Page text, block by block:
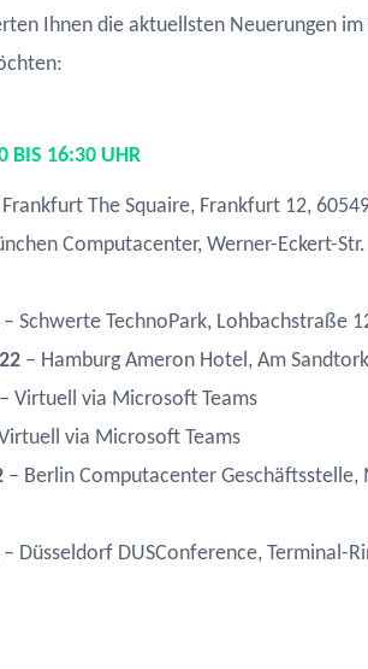
Ihnen die aktuellsten Neuerungen
BIS 16:30 UHR
Frankfurt The Squaire, Frankfurt 12,
Computacenter, Werner-Eckert-
– Schwerte TechnoPark, Lohbachstraße
– Hamburg Ameron Hotel, Am
– Virtuell via Microsoft Teams
via Microsoft Teams
– Berlin Computacenter
– Düsseldorf DUSConference, Terminal-